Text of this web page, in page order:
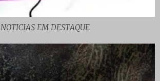
NOTICIAS EM DESTAQUE